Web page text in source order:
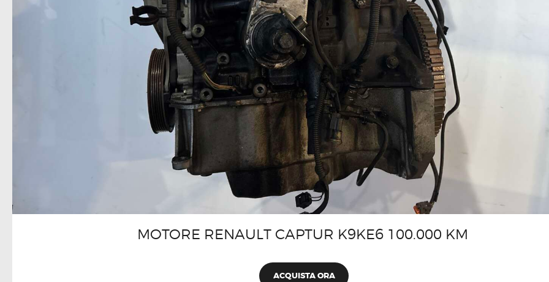
MOTORE RENAULT CAPTUR K9KE6 100.000 KM
ACQUISTA ORA